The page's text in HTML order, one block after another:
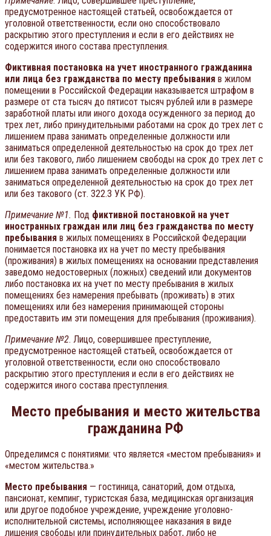
предусмотренное настоящей статьей, освобождается от
уголовной ответственности, если оно способствовало
раскрытию этого преступления и если в его действиях не
содержится иного состава преступления.
Фиктивная постановка на учет иностранного гражданина
или лица без гражданства по месту пребывания в жилом
помещении в Российской Федерации наказывается штрафом в
размере от ста тысяч до пятисот тысяч рублей или в размере
заработной платы или иного дохода осужденного за период до
трех лет, либо принудительными работами на срок до трех лет с
лишением права занимать определенные должности или
заниматься определенной деятельностью на срок до трех лет
или без такового, либо лишением свободы на срок до трех лет с
лишением права занимать определенные должности или
заниматься определенной деятельностью на срок до трех лет
или без такового (ст. 322.3 УК РФ).
Примечание №1. Под фиктивной постановкой на учет
иностранных граждан или лиц без гражданства по месту
пребывания в жилых помещениях в Российской Федерации
понимается постановка их на учет по месту пребывания
(проживания) в жилых помещениях на основании представления
заведомо недостоверных (ложных) сведений или документов
либо постановка их на учет по месту пребывания в жилых
помещениях без намерения пребывать (проживать) в этих
помещениях или без намерения принимающей стороны
предоставить им эти помещения для пребывания (проживания).
Примечание №2. Лицо, совершившее преступление,
предусмотренное настоящей статьей, освобождается от
уголовной ответственности, если оно способствовало
раскрытию этого преступления и если в его действиях не
содержится иного состава преступления.
Место пребывания и место жительства
гражданина РФ
Определимся с понятиями: что является «местом пребывания» и
«местом жительства.»
Место пребывания — гостиница, санаторий, дом отдыха,
пансионат, кемпинг, туристская база, медицинская организация
или другое подобное учреждение, учреждение уголовно-
исполнительной системы, исполняющее наказания в виде
лишения свободы или принудительных работ, либо не